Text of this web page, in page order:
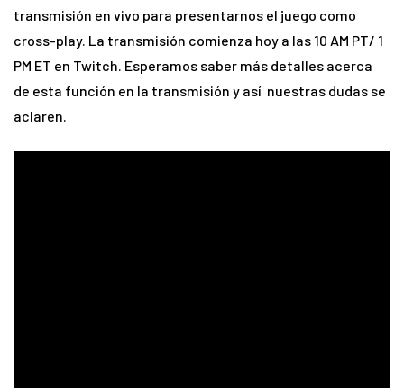
transmisión en vivo para presentarnos el juego como
cross-play. La transmisión comienza hoy a las 10 AM PT/ 1
PM ET en Twitch. Esperamos saber más detalles acerca
de esta función en la transmisión y así nuestras dudas se
aclaren.